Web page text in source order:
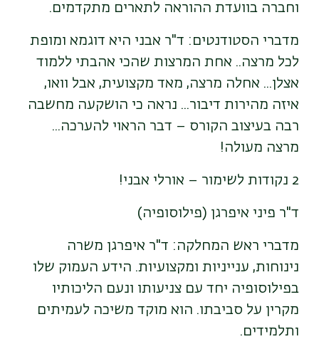
וחברה בוועדת ההוראה לתארים מתקדמים.
מדברי הסטודנטים: ד"ר אבני היא דוגמא ומופת
לכל מרצה.. אחת המרצות שהכי אהבתי ללמוד
אצלן... אחלה מרצה, מאד מקצועית, אבל וואו,
איזה מהירות דיבור... נראה כי הושקעה מחשבה
רבה בעיצוב הקורס – דבר הראוי להערכה...
מרצה מעולה!
2 נקודות לשימור – אורלי אבני!
ד"ר פיני איפרגן (פילוסופיה)
מדברי ראש המחלקה: ד"ר איפרגן משרה
נינוחות, ענייניות ומקצועיות. הידע העמוק שלו
בפילוסופיה יחד עם צניעותו ונעם הליכותיו
מקרין על סביבתו. הוא מוקד משיכה לעמיתים
ותלמידים.